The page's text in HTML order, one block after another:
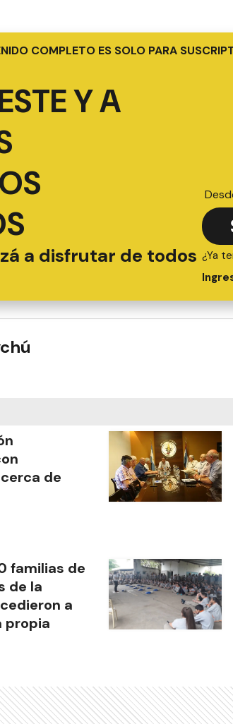
COMPLETO ES SOLO PARA
Y A
a disfrutar de todos ¿Ya
de
familias de
de la
a
propia